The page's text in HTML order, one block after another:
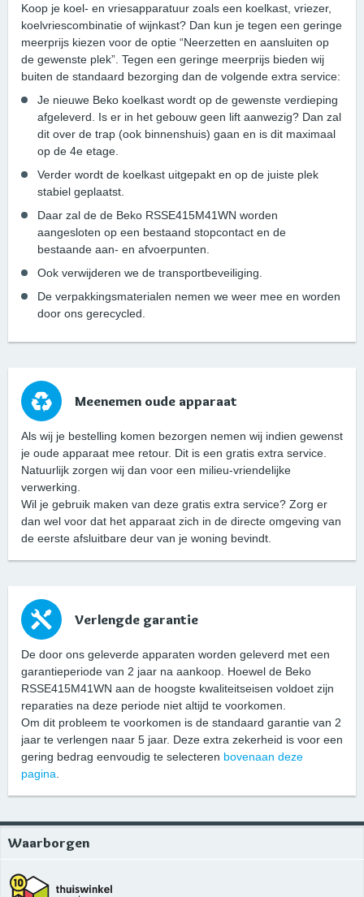
Koop je koel- en vriesapparatuur zoals een koelkast, vriezer,
koelvriescombinatie of wijnkast? Dan kun je tegen een geringe
meerprijs kiezen voor de optie “Neerzetten en aansluiten op
de gewenste plek”. Tegen een geringe meerprijs bieden wij
buiten de standaard bezorging dan de volgende extra service:
Je nieuwe Beko koelkast wordt op de gewenste verdieping
afgeleverd. Is er in het gebouw geen lift aanwezig? Dan zal
dit over de trap (ook binnenshuis) gaan en is dit maximaal
op de 4e etage.
Verder wordt de koelkast uitgepakt en op de juiste plek
stabiel geplaatst.
Daar zal de de Beko RSSE415M41WN worden
aangesloten op een bestaand stopcontact en de
bestaande aan- en afvoerpunten.
Ook verwijderen we de transportbeveiliging.
De verpakkingsmaterialen nemen we weer mee en worden
door ons gerecycled.
Meenemen oude apparaat
Als wij je bestelling komen bezorgen nemen wij indien gewenst
je oude apparaat mee retour. Dit is een gratis extra service.
Natuurlijk zorgen wij dan voor een milieu-vriendelijke
verwerking.
Wil je gebruik maken van deze gratis extra service? Zorg er
dan wel voor dat het apparaat zich in de directe omgeving van
de eerste afsluitbare deur van je woning bevindt.
Verlengde garantie
De door ons geleverde apparaten worden geleverd met een
garantieperiode van 2 jaar na aankoop. Hoewel de Beko
RSSE415M41WN aan de hoogste kwaliteitseisen voldoet zijn
reparaties na deze periode niet altijd te voorkomen.
Om dit probleem te voorkomen is de standaard garantie van 2
jaar te verlengen naar 5 jaar. Deze extra zekerheid is voor een
gering bedrag eenvoudig te selecteren bovenaan deze
pagina
Waarborgen